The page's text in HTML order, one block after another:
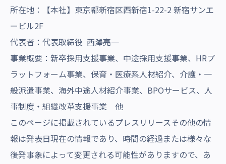
所在地：【本社】東京都新宿区西新宿1-22-2 新宿サンエ
ービル2F
代表者：代表取締役 西澤亮一
事業概要：新卒採用支援事業、中途採用支援事業、HRプ
ラットフォーム事業、保育・医療系人材紹介、介護・一
般派遣事業、海外中途人材紹介事業、BPOサービス、人
事制度・組織改革支援事業 他
このページに掲載されているプレスリリースその他の情
報は発表日現在の情報であり、時間の経過または様々な
後発事象によって変更される可能性がありますので、あ